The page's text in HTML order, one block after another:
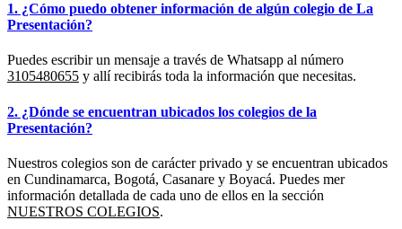
1. ¿Cómo puedo obtener información de algún colegio de La
Presentación?
Puedes escribir un mensaje a través de Whatsapp al número
3105480655 y allí recibirás toda la información que necesitas.
2. ¿Dónde se encuentran ubicados los colegios de la
Presentación?
Nuestros colegios son de carácter privado y se encuentran ubicados
en Cundinamarca, Bogotá, Casanare y Boyacá. Puedes mer
información detallada de cada uno de ellos en la sección
NUESTROS COLEGIOS.